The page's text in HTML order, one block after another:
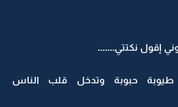
إقول نكتتي.......
طيوبة حبوبة وتدخل قلب الناس